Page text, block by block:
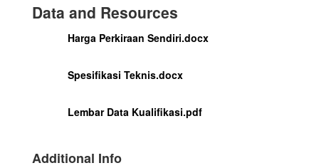
Data and Resources
Harga Perkiraan Sendiri.docx
Spesifikasi Teknis.docx
Lembar Data Kualifikasi.pdf
Additional Info